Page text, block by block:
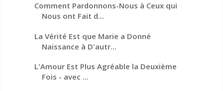
Comment Pardonnons-Nous à Ceux qui
Nous ont Fait d...
La Vérité Est que Marie a Donné
Naissance à D'autr...
L'Amour Est Plus Agréable la Deuxième
Fois - avec ...